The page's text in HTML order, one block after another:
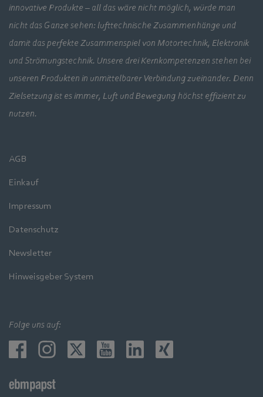
innovative Produkte – all das wäre nicht möglich, würde man
nicht das Ganze sehen: lufttechnische Zusammenhänge und
damit das perfekte Zusammenspiel von Motortechnik, Elektronik
und Strömungstechnik. Unsere drei Kernkompetenzen stehen bei
unseren Produkten in unmittelbarer Verbindung zueinander. Denn
Zielsetzung ist es immer, Luft und Bewegung höchst effizient zu
nutzen.
AGB
Einkauf
Impressum
Datenschutz
Newsletter
Hinweisgeber System
Folge uns auf: